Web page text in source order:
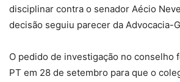
disciplinar contra o senador Aécio
decisão seguiu parecer da Advocacia-
O pedido de investigação no conselho
PT em 28 de setembro para que o